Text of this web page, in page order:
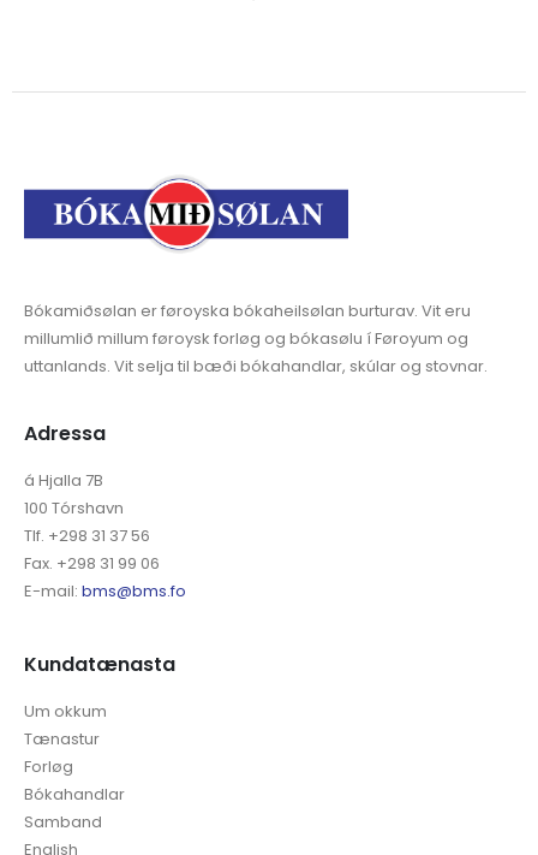
Bókamiðsølan er føroyska bókaheilsølan burturav. Vit eru
millumlið millum føroysk forløg og bókasølu í Føroyum og
uttanlands. Vit selja til bæði bókahandlar, skúlar og stovnar.
Adressa
á Hjalla 7B
100 Tórshavn
Tlf. +298 31 37 56
Fax. +298 31 99 06
E-mail: bms@bms.fo
Kundatænasta
Um okkum
Tænastur
Forløg
Bókahandlar
Samband
English